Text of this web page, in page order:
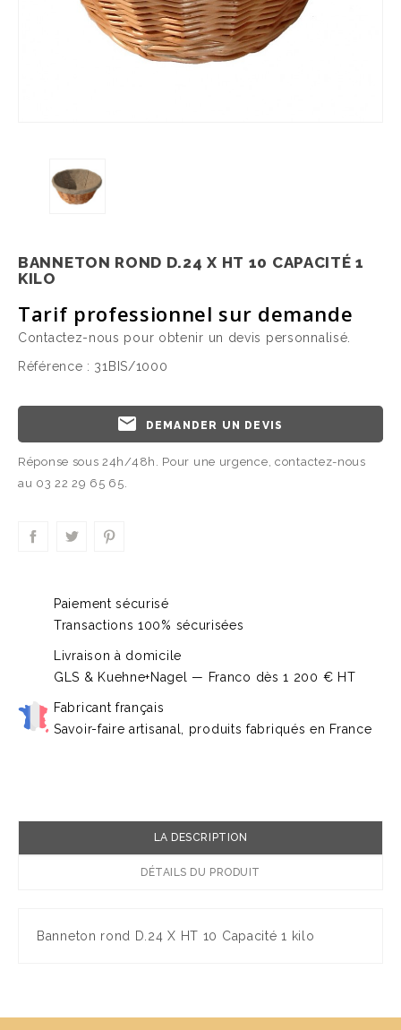
BANNETON ROND D.24 X HT 10 CAPACITÉ 1
KILO
Tarif professionnel sur demande
Contactez-nous pour obtenir un devis personnalisé.
Référence : 31BIS/1000
email DEMANDER UN DEVIS
Réponse sous 24h/48h. Pour une urgence, contactez-nous
au 03 22 29 65 65.
Paiement sécurisé
Transactions 100% sécurisées
Livraison à domicile
GLS & Kuehne+Nagel — Franco dès 1 200 € HT
Fabricant français
Savoir-faire artisanal, produits fabriqués en France
LA DESCRIPTION
DÉTAILS DU PRODUIT
Banneton rond D.24 X HT 10 Capacité 1 kilo